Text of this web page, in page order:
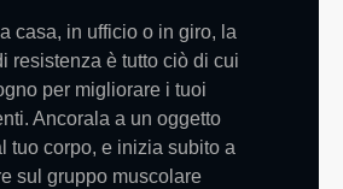
casa, in ufficio o in giro, la
resistenza è tutto ciò di cui
per migliorare i tuoi
Ancorala a un oggetto
tuo corpo, e inizia subito a
sul gruppo muscolare